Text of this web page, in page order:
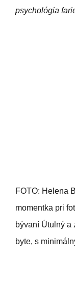
psychológia
FOTO: Helena
momentka pri
bývaní Útulný a
byte, s